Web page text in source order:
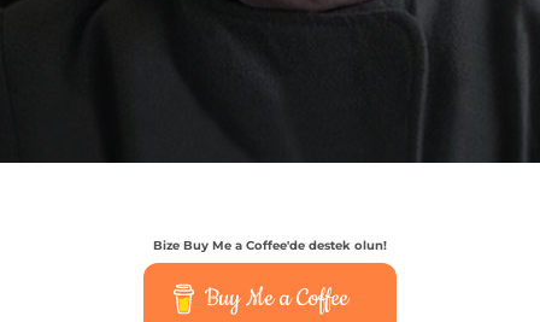
Bize Buy Me a Coffee'de destek olun!
Buy Me a Coffee